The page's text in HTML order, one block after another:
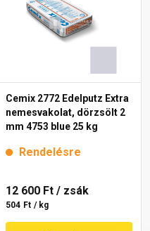
Cemix 2772 Edelputz Extra
nemesvakolat, dörzsölt 2
mm 4753 blue 25 kg
Rendelésre
12 600 Ft / zsák
504 Ft / kg